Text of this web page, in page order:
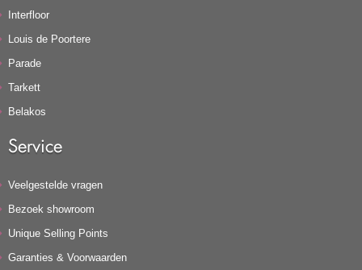
Interfloor
Louis de Poortere
Parade
Tarkett
Belakos
Service
Veelgestelde vragen
Bezoek showroom
Unique Selling Points
Garanties & Voorwaarden